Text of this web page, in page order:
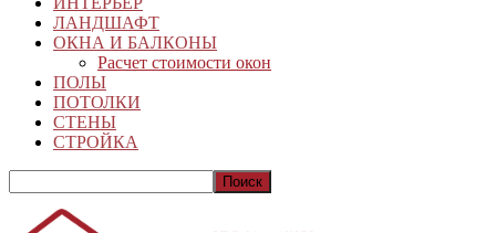
ЛАНДШАФТ
ОКНА И БАЛКОНЫ
Расчет стоимости окон
ПОЛЫ
ПОТОЛКИ
СТЕНЫ
СТРОЙКА